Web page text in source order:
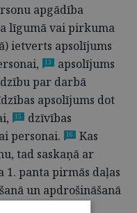
apgādība
līgumā vai pirkuma
ietverts apsolījums
13
apsolījums
par darbā
apsolījums dot
15
dzīvības
personai.
16
Kas
tad saskaņā ar
panta pirmās daļas
un apdrošināšanā
ir tāda trešā